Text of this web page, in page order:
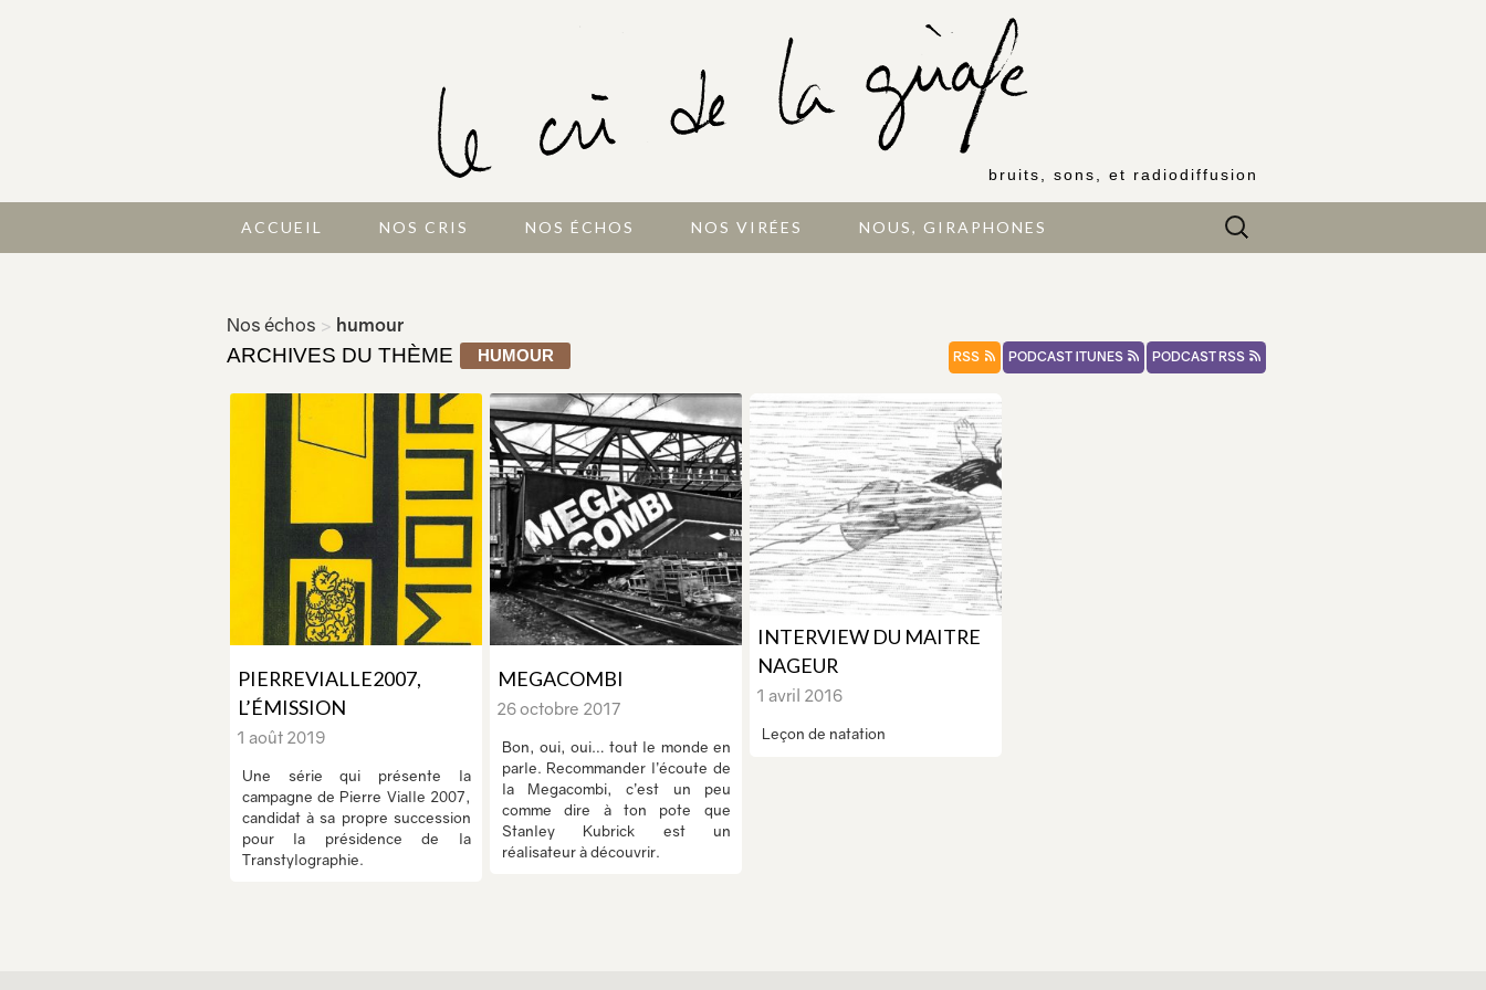
bruits, sons, et radiodiffusion
ACCUEIL NOS CRIS NOS ÉCHOS NOS VIRÉES NOUS, GIRAPHONES Rechercher :
Nos échos > humour
PODCAST RSS
PODCAST ITUNES
RSS
ARCHIVES DU THÈME HUMOUR
PIERREVIALLE2007,
L’ÉMISSION
1 août 2019
Une série qui présente la
campagne de Pierre Vialle 2007,
candidat à sa propre succession
pour la présidence de la
Transtylographie.
MEGACOMBI
26 octobre 2017
Bon, oui, oui… tout le monde en
parle. Recommander l’écoute de
la Megacombi, c’est un peu
comme dire à ton pote que
Stanley Kubrick est un
réalisateur à découvrir.
INTERVIEW DU MAITRE
NAGEUR
1 avril 2016
Leçon de natation